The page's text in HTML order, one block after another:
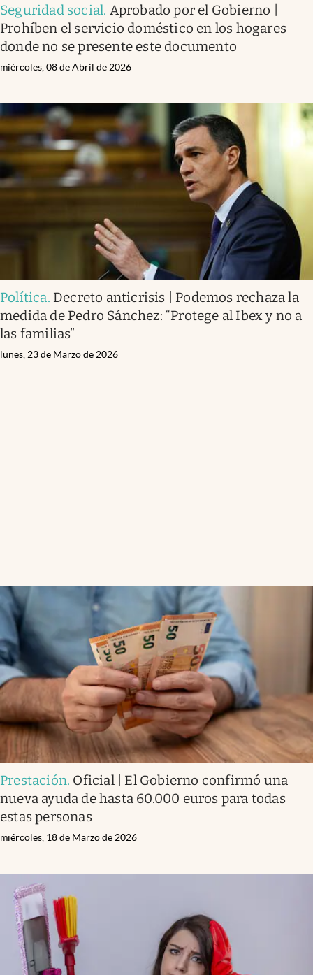
Seguridad social. Aprobado por el Gobierno |
Prohíben el servicio doméstico en los hogares
donde no se presente este documento
miércoles, 08 de Abril de 2026
Política. Decreto anticrisis | Podemos rechaza la
medida de Pedro Sánchez: “Protege al Ibex y no a
las familias”
lunes, 23 de Marzo de 2026
Prestación. Oficial | El Gobierno confirmó una
nueva ayuda de hasta 60.000 euros para todas
estas personas
miércoles, 18 de Marzo de 2026